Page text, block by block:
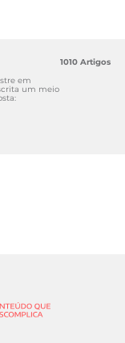
em
um meio
1010 Artigos